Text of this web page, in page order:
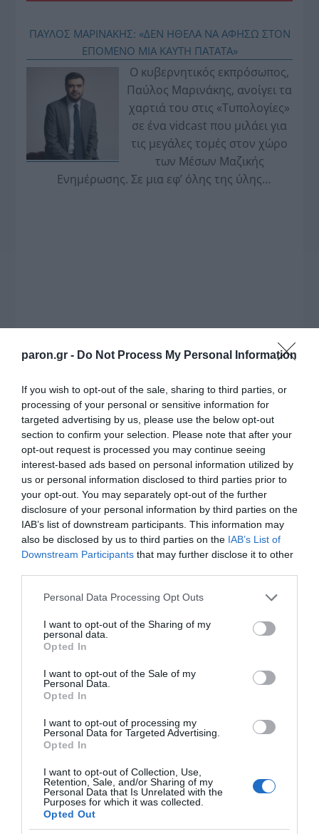
paron.gr - Do Not Process My Personal Information
If you wish to opt-out of the sale, sharing to third parties, or
processing of your personal or sensitive information for
targeted advertising by us, please use the below opt-out
section to confirm your selection. Please note that after your
opt-out request is processed you may continue seeing
interest-based ads based on personal information utilized by
us or personal information disclosed to third parties prior to
your opt-out. You may separately opt-out of the further
disclosure of your personal information by third parties on the
IAB’s list of downstream participants. This information may
also be disclosed by us to third parties on the IAB’s List of
Downstream Participants that may further disclose it to other
Please note that this website/app uses one or more Google
not limited to your visit or usage behaviour. You may click to
grant or deny consent to Google and its third-party tags to
use your data for below specified purposes in below Google
consent section.
Personal Data Processing Opt Outs
I want to opt-out of the Sharing of my
personal data.
Opted In
I want to opt-out of the Sale of my
Personal Data.
Opted In
I want to opt-out of processing my
Personal Data for Targeted Advertising.
Opted In
I want to opt-out of Collection, Use,
Retention, Sale, and/or Sharing of my
Personal Data that Is Unrelated with the
Purposes for which it was collected.
Opted Out
ΠΑΥΛΟΣ ΜΑΡΙΝΑΚΗΣ: «ΔΕΝ ΗΘΕΛΑ ΝΑ ΑΦΗΣΩ ΣΤΟΝ
ΕΠΟΜΕΝΟ ΜΙΑ ΚΑΥΤΗ ΠΑΤΑΤΑ»
Ο κυβερνητικός εκπρόσωπος,
Παύλος Μαρινάκης, ανοίγει τα
χαρτιά του στις «Τυπολογίες»
σε ένα vidcast που μιλάει για
τις μεγάλες τομές στον χώρο
των Μέσων Μαζικής
Ενημέρωσης. Σε μια εφ’ όλης της ύλης
Η ΣΤΗΛΗ ΜΑΣ
Οι άνθρωποι, οι αυθεντικές ιστορίες,
το ελληνικό καλοκαίρι και ένας
πολιτισμός που μας ενώνει κάθε μέρα.